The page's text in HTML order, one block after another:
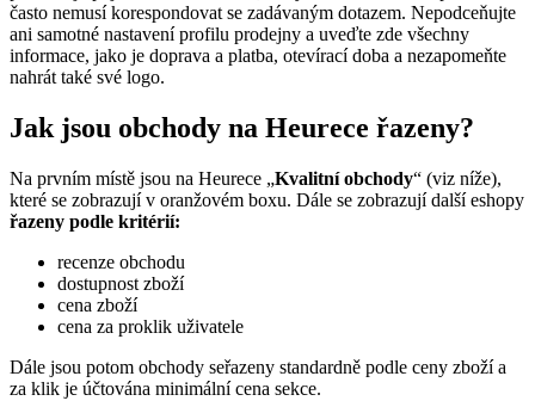
často nemusí korespondovat se zadávaným dotazem. Nepodceňujte
ani samotné nastavení profilu prodejny a uveďte zde všechny
informace, jako je doprava a platba, otevírací doba a nezapomeňte
nahrát také své logo.
Jak jsou obchody na Heurece řazeny?
Na prvním místě jsou na Heurece „Kvalitní obchody“ (viz níže),
které se zobrazují v oranžovém boxu. Dále se zobrazují další eshopy
řazeny podle kritérií:
recenze obchodu
dostupnost zboží
cena zboží
cena za proklik uživatele
Dále jsou potom obchody seřazeny standardně podle ceny zboží a
za klik je účtována minimální cena sekce.